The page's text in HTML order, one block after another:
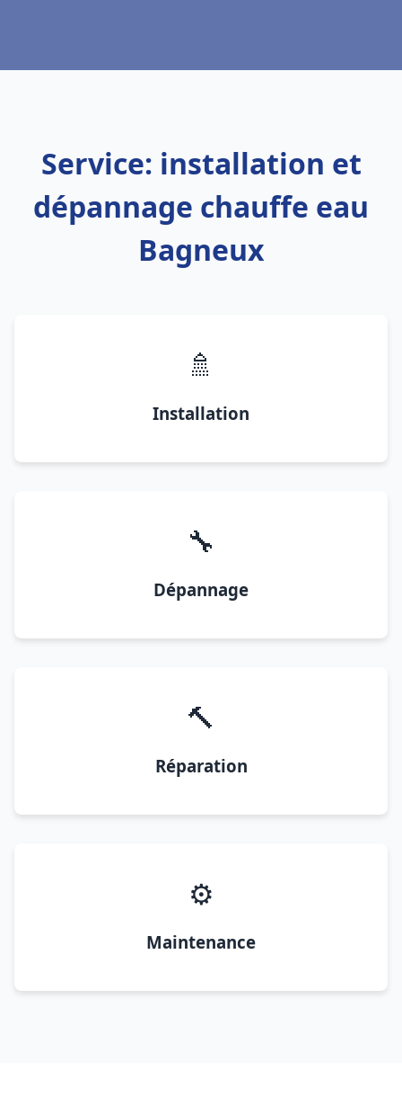
Service: installation et
dépannage chauffe eau
Bagneux
🚿
Installation
🔧
Dépannage
🔨
Réparation
⚙️
Maintenance